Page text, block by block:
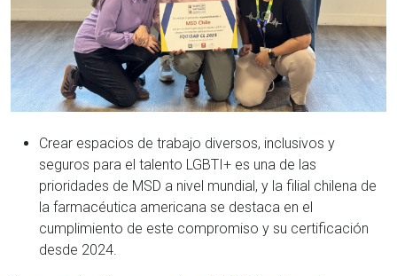
Crear espacios de trabajo diversos, inclusivos y
seguros para el talento LGBTI+ es una de las
prioridades de MSD a nivel mundial, y la filial chilena de
la farmacéutica americana se destaca en el
cumplimiento de este compromiso y su certificación
desde 2024.